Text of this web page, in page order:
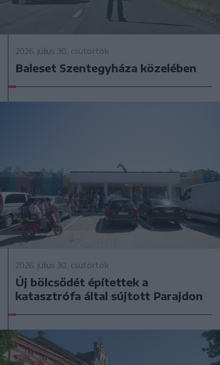
2026. július 30., csütörtök
Baleset Szentegyháza közelében
2026. július 30., csütörtök
Új bölcsődét építettek a
katasztrófa által sújtott Parajdon